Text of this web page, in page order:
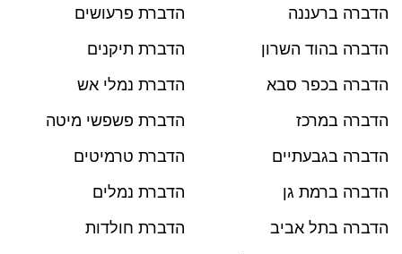
הדברה ברעננה
הדברה בהוד השרון
הדברה בכפר סבא
הדברה במרכז
הדברה בגבעתיים
הדברה ברמת גן
הדברה בתל אביב
הדברת פרעושים
הדברת תיקנים
הדברת נמלי אש
הדברת פשפשי מיטה
הדברת טרמיטים
הדברת נמלים
הדברת חולדות